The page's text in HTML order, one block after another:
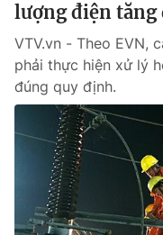
lượng điện tăng
VTV.vn - Theo EVN,
phải thực hiện xử lý
đúng quy định.